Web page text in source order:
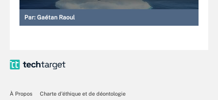
Par: Gaétan Raoul
À Propos
Charte d’éthique et de déontologie